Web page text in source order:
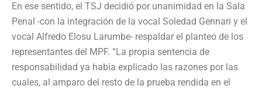
En ese sentido, el TSJ decidió por unanimidad en la Sala
Penal -con la integración de la vocal Soledad Gennari y el
vocal Alfredo Elosu Larumbe- respaldar el planteo de los
representantes del MPF. “La propia sentencia de
responsabilidad ya había explicado las razones por las
cuales, al amparo del resto de la prueba rendida en el